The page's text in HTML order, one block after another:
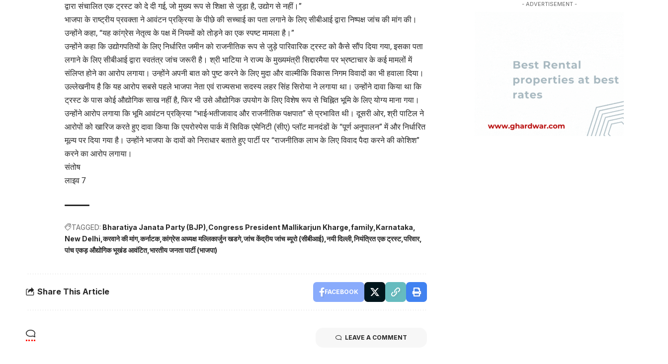
द्वारा संचालित एक ट्रस्ट को दे दी गई, जो मुख्य रूप से शिक्षा से जुड़ा है, उद्योग से नहीं।”
भाजपा के राष्ट्रीय प्रवक्ता ने आवंटन प्रक्रिया के पीछे की सच्चाई का पता लगाने के लिए सीबीआई द्वारा निष्पक्ष जांच की मांग की।
उन्होंने कहा, “यह कांग्रेस नेतृत्व के पक्ष में नियमों को तोड़ने का एक स्पष्ट मामला है।”
उन्होंने कहा कि उद्योगपतियों के लिए निर्धारित जमीन को राजनीतिक रूप से जुड़े पारिवारिक ट्रस्ट को कैसे सौंप दिया गया, इसका पता
लगाने के लिए सीबीआई द्वारा स्वतंत्र जांच जरूरी है। श्री भाटिया ने राज्य के मुख्यमंत्री सिद्दारमैया पर भ्रष्टाचार के कई मामलों में
संलिप्त होने का आरोप लगाया। उन्होंने अपनी बात को पुष्ट करने के लिए मुदा और वाल्मीकि विकास निगम विवादों का भी हवाला दिया।
उल्लेखनीय है कि यह आरोप सबसे पहले भाजपा नेता एवं राज्यसभा सदस्य लहर सिंह सिरोया ने लगाया था। उन्होंने दावा किया था कि
ट्रस्ट के पास कोई औद्योगिक साख नहीं है, फिर भी उसे औद्योगिक उपयोग के लिए विशेष रूप से चिह्नित भूमि के लिए योग्य माना गया।
उन्होंने आरोप लगाया कि भूमि आवंटन प्रक्रिया “भाई-भतीजावाद और राजनीतिक पक्षपात” से प्रभावित थी। दूसरी ओर, श्री पाटिल ने
आरोपों को खारिज करते हुए दावा किया कि एयरोस्पेस पार्क में सिविक एमेनिटी (सीए) प्लॉट मानदंडों के “पूर्ण अनुपालन” में और निर्धारित
मूल्य पर दिया गया है। उन्होंने भाजपा के दावों को निराधार बताते हुए पार्टी पर “राजनीतिक लाभ के लिए विवाद पैदा करने की कोशिश”
करने का आरोप लगाया।
संतोष
लाइव 7
TAGGED: Bharatiya Janata Party (BJP) Congress President Mallikarjun Kharge family Karnataka
New Delhi करवाने की मांग कर्नाटक कांग्रेस अध्यक्ष मल्लिकार्जुन खडगे जांच केंद्रीय जांच ब्यूरो (सीबीआई) नयी दिल्ली नियंत्रित एक ट्रस्ट परिवार
पांच एकड़ औद्योगिक भूखंड आवंटित भारतीय जनता पार्टी (भाजपा)
Share This Article FACEBOOK
LEAVE A COMMENT
- ADVERTISEMENT -